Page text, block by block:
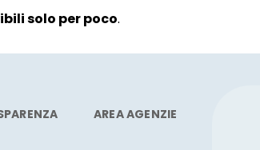
solo per poco.
AREA AGENZIE